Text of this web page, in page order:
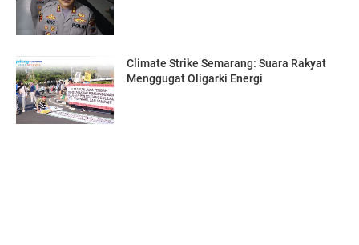
Climate Strike Semarang: Suara Rakyat
Menggugat Oligarki Energi